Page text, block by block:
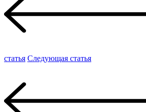
статья Следующая статья